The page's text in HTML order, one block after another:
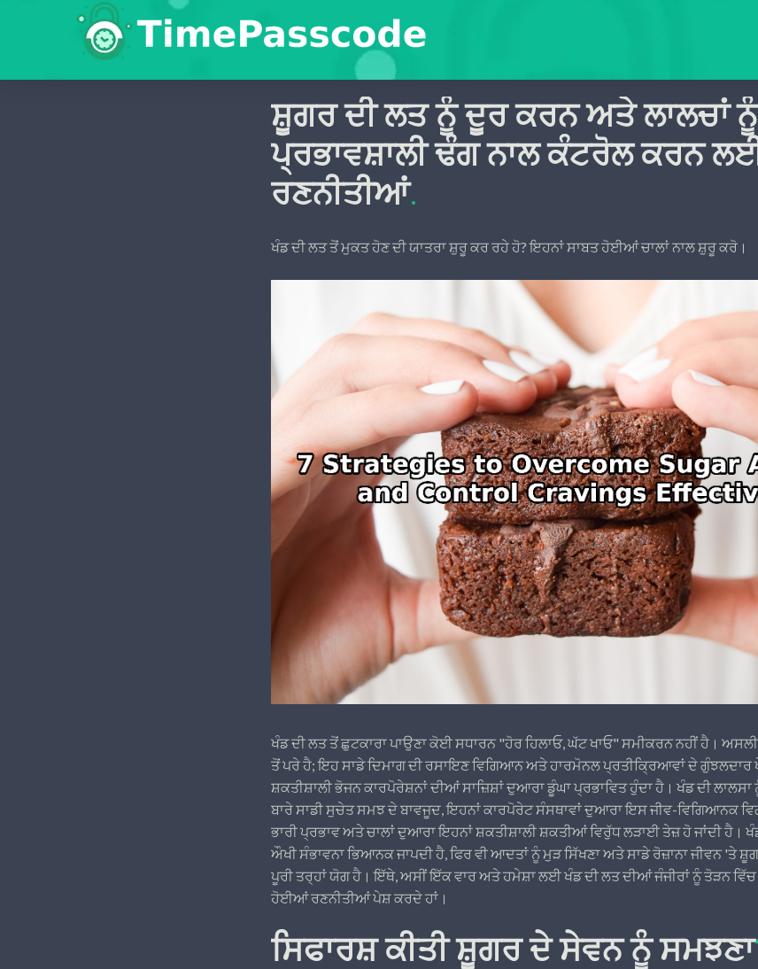
ਸ਼ੂਗਰ ਦੀ ਲਤ ਨੂੰ ਦੂਰ ਕਰਨ ਅਤੇ ਲਾਲਚਾਂ ਨੂੰ
ਪ੍ਰਭਾਵਸ਼ਾਲੀ ਢੰਗ ਨਾਲ ਕੰਟਰੋਲ ਕਰਨ
ਰਣਨੀਤੀਆਂ.
ਖੰਡ ਦੀ ਲਤ ਤੋਂ ਮੁਕਤ ਹੋਣ ਦੀ ਯਾਤਰਾ ਸ਼ੁਰੂ ਕਰ ਰਹੇ ਹੋ? ਇਹਨਾਂ ਸਾਬਤ ਹੋਈਆਂ ਚਾਲਾਂ ਨਾਲ ਸ਼ੁਰੂ ਕਰੋ।
ਖੰਡ ਦੀ ਲਤ ਤੋਂ ਛੁਟਕਾਰਾ ਪਾਉਣਾ ਕੋਈ ਸਧਾਰਨ "ਹੋਰ ਹਿਲਾਓ, ਘੱਟ ਖਾਓ" ਸਮੀਕਰਨ ਨਹੀਂ ਹੈ।
ਤੋਂ ਪਰੇ ਹੈ; ਇਹ ਸਾਡੇ ਦਿਮਾਗ ਦੀ ਰਸਾਇਣ ਵਿਗਿਆਨ ਅਤੇ ਹਾਰਮੋਨਲ ਪ੍ਰਤੀਕ੍ਰਿਆਵਾਂ ਦੇ ਗੁੰਝਲਦਾਰ
ਸ਼ਕਤੀਸ਼ਾਲੀ ਭੋਜਨ ਕਾਰਪੋਰੇਸ਼ਨਾਂ ਦੀਆਂ ਸਾਜ਼ਿਸ਼ਾਂ ਦੁਆਰਾ ਡੂੰਘਾ ਪ੍ਰਭਾਵਿਤ ਹੁੰਦਾ ਹੈ। ਖੰਡ ਦੀ
ਬਾਰੇ ਸਾਡੀ ਸੁਚੇਤ ਸਮਝ ਦੇ ਬਾਵਜੂਦ, ਇਹਨਾਂ ਕਾਰਪੋਰੇਟ ਸੰਸਥਾਵਾਂ ਦੁਆਰਾ ਇਸ ਜੀਵ-ਵਿਗਿਆਨਕ
ਭਾਰੀ ਪ੍ਰਭਾਵ ਅਤੇ ਚਾਲਾਂ ਦੁਆਰਾ ਇਹਨਾਂ ਸ਼ਕਤੀਸ਼ਾਲੀ ਸ਼ਕਤੀਆਂ ਵਿਰੁੱਧ ਲੜਾਈ ਤੇਜ਼ ਹੋ ਜਾਂਦੀ ਹੈ।
ਔਖੀ ਸੰਭਾਵਨਾ ਭਿਆਨਕ ਜਾਪਦੀ ਹੈ, ਫਿਰ ਵੀ ਆਦਤਾਂ ਨੂੰ ਮੁੜ ਸਿੱਖਣਾ ਅਤੇ ਸਾਡੇ ਰੋਜ਼ਾਨਾ ਜੀਵਨ 'ਤੇ
ਪੂਰੀ ਤਰ੍ਹਾਂ ਯੋਗ ਹੈ। ਇੱਥੇ, ਅਸੀਂ ਇੱਕ ਵਾਰ ਅਤੇ ਹਮੇਸ਼ਾ ਲਈ ਖੰਡ ਦੀ ਲਤ ਦੀਆਂ ਜੰਜੀਰਾਂ ਨੂੰ ਤੋੜਨ
ਹੋਈਆਂ ਰਣਨੀਤੀਆਂ ਪੇਸ਼ ਕਰਦੇ ਹਾਂ।
ਸਿਫਾਰਸ਼ ਕੀਤੀ ਸ਼ੂਗਰ ਦੇ ਸੇਵਨ ਨੂੰ ਸਮਝਣਾ